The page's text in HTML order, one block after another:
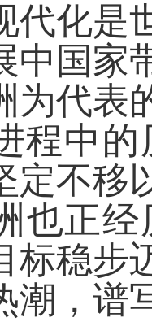
化是世
中国家
为代表
程中
定不移
也正
标稳步
潮，谱